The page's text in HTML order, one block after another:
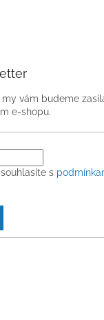
vám budeme
e-shopu.
s